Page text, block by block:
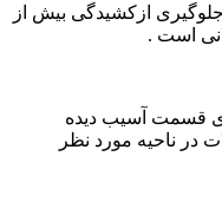
کاربرد اصلی چسب کنزو مدلAt Sport جلوگیری ازکشیدگی بیش از
است .
قسمت آسیب دیده
در ناحیه مورد نظر